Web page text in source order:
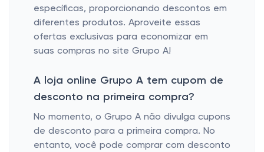
específicas, proporcionando descontos em
diferentes produtos. Aproveite essas
ofertas exclusivas para economizar em
suas compras no site Grupo A!
A loja online Grupo A tem cupom de
desconto na primeira compra?
No momento, o Grupo A não divulga cupons
de desconto para a primeira compra. No
entanto, você pode comprar com desconto